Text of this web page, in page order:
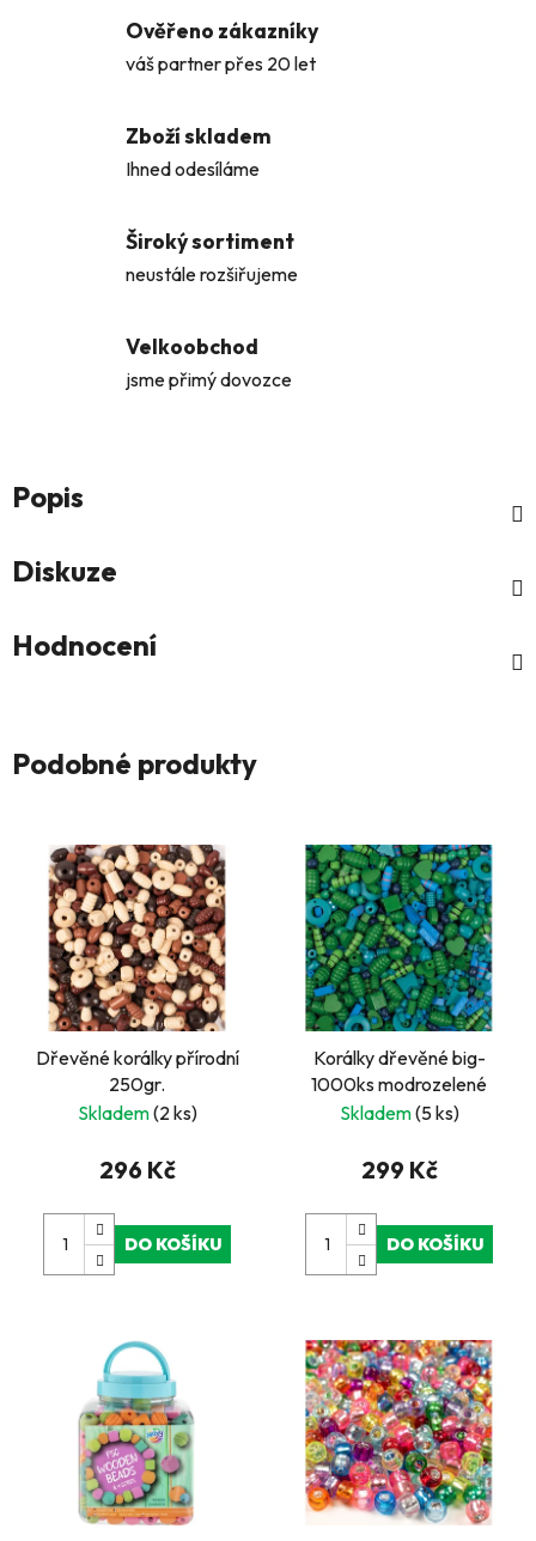
Ověřeno zákazníky
váš partner přes 20 let
Zboží skladem
Ihned odesíláme
Široký sortiment
neustále rozšiřujeme
Velkoobchod
jsme přimý dovozce
Popis
Diskuze
Hodnocení
Podobné produkty
Dřevěné korálky přírodní
250gr.
Skladem(2 ks)
296 Kč
DO KOŠÍKU
Korálky dřevěné big-
1000ks modrozelené
Skladem(5 ks)
299 Kč
DO KOŠÍKU